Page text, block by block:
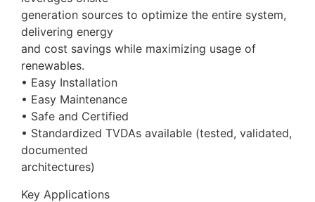
generation sources to optimize the entire system,
delivering energy
and cost savings while maximizing usage of
renewables.
• Easy Installation
• Easy Maintenance
• Safe and Certified
• Standardized TVDAs available (tested, validated,
documented
architectures)
Key Applications